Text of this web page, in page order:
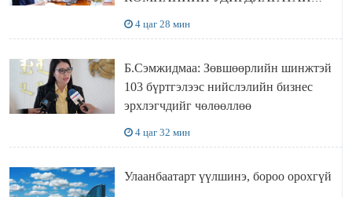
4 цаг 28 мин
Б.Сэмжидмаа: Зөвшөөрлийн шинжтэй
103 бүртгэлээс нийслэлийн бизнес
эрхлэгчдийг чөлөөллөө
4 цаг 32 мин
Улаанбаатарт үүлшинэ, бороо орохгүй